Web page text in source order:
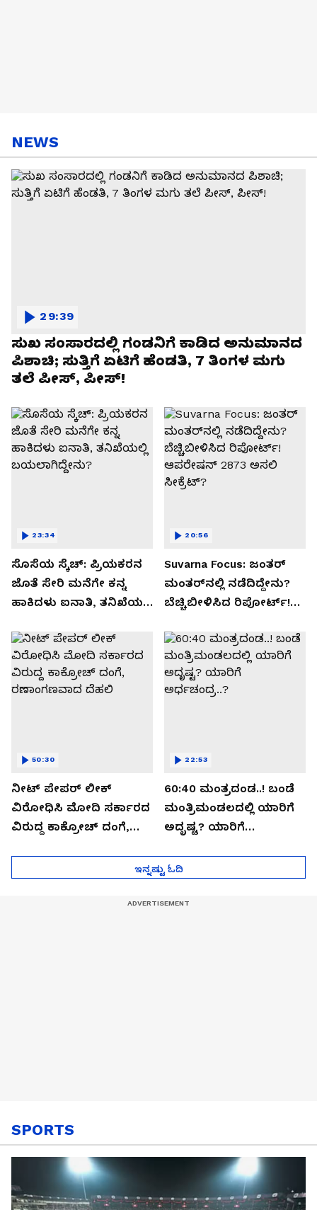
NEWS
ಸುಖ ಸಂಸಾರದಲ್ಲಿ ಗಂಡನಿಗೆ ಕಾಡಿದ ಅನುಮಾನದ
ಪಿಶಾಚಿ; ಸುತ್ತಿಗೆ ಏಟಿಗೆ ಹೆಂಡತಿ, 7 ತಿಂಗಳ ಮಗು
ತಲೆ ಪೀಸ್, ಪೀಸ್!
29:39
ಸೊಸೆಯ ಸ್ಕೆಚ್: ಪ್ರಿಯಕರನ
ಜೊತೆ ಸೇರಿ ಮನೆಗೇ ಕನ್ನ
ಹಾಕಿದಳು ಐನಾತಿ, ತನಿಖೆಯಲ್ಲಿ
23:34
Suvarna Focus: ಜಂತರ್
ಮಂತರ್‌ನಲ್ಲಿ ನಡೆದಿದ್ದೇನು?
ಬೆಚ್ಚಿಬೀಳಿಸಿದ ರಿಪೋರ್ಟ್!
ಸೀಕ್ರೆಟ್?
20:56
ನೀಟ್ ಪೇಪರ್ ಲೀಕ್
ವಿರೋಧಿಸಿ ಮೋದಿ ಸರ್ಕಾರದ
ವಿರುದ್ದ ಕಾಕ್ರೋಚ್ ದಂಗೆ,
50:30
60:40 ಮಂತ್ರದಂಡ..! ಬಂಡೆ
ಮಂತ್ರಿಮಂಡಲದಲ್ಲಿ ಯಾರಿಗೆ
ಅದೃಷ್ಟ? ಯಾರಿಗೆ
22:53
ಇನ್ನಷ್ಟು ಓದಿ
SPORTS